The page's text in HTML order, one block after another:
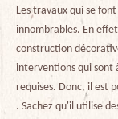
Les travaux qui se
innombrables. En
construction
interventions qui sont
requises. Donc, il est
. Sachez qu'il utilise